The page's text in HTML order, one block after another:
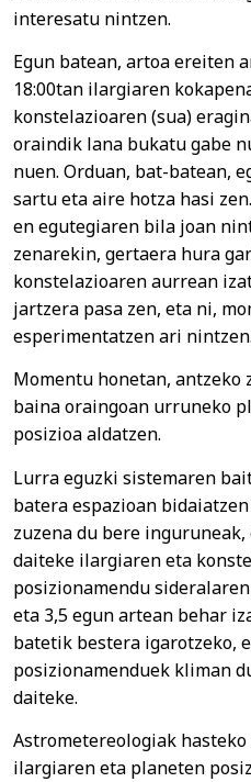
interesatu nintzen.
Egun batean, artoa ereiten
18:00tan ilargiaren
konstelazioaren (sua)
oraindik lana bukatu gabe
nuen. Orduan, bat-batean,
sartu eta aire hotza hasi
en egutegiaren bila joan
zenarekin, gertaera hura
konstelazioaren aurrean
jartzera pasa zen, eta ni,
esperimentatzen ari nintzen.
Momentu honetan, antzeko
baina oraingoan urruneko
posizioa aldatzen.
Lurra eguzki sistemaren
batera espazioan
zuzena du bere
daiteke ilargiaren eta
posizionamendu
eta 3,5 egun artean behar
batetik bestera igarotzeko,
posizionamenduek kliman
daiteke.
Astrometereologiak
ilargiaren eta planeten